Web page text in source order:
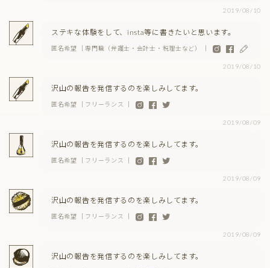
2019/08/10
ステキな体験をして、insta等に書きたいと思います。
匿名希望 ｜専門職（弁護士・会計士・税理士など） ｜
2019/08/10
沢山の報告を発信するのを楽しみしてます。
匿名希望 ｜フリーランス ｜
2019/08/09
沢山の報告を発信するのを楽しみしてます。
匿名希望 ｜フリーランス ｜
2019/08/09
沢山の報告を発信するのを楽しみしてます。
匿名希望 ｜フリーランス ｜
2019/08/09
沢山の報告を発信するのを楽しみしてます。